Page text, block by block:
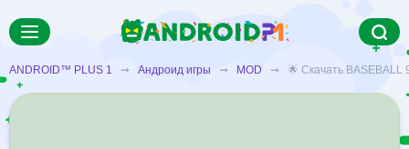
ANDROID™ PLUS 1 ➞ Андроид игры ➞ MOD ➞ 🌟 Скачать BASEBALL